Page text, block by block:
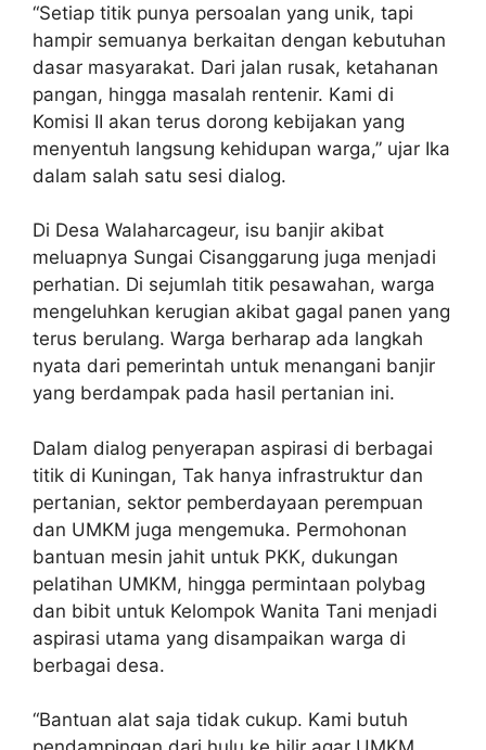
“Setiap titik punya persoalan yang unik, tapi
hampir semuanya berkaitan dengan kebutuhan
dasar masyarakat. Dari jalan rusak, ketahanan
pangan, hingga masalah rentenir. Kami di
Komisi II akan terus dorong kebijakan yang
menyentuh langsung kehidupan warga,” ujar Ika
dalam salah satu sesi dialog.
Di Desa Walaharcageur, isu banjir akibat
meluapnya Sungai Cisanggarung juga menjadi
perhatian. Di sejumlah titik pesawahan, warga
mengeluhkan kerugian akibat gagal panen yang
terus berulang. Warga berharap ada langkah
nyata dari pemerintah untuk menangani banjir
yang berdampak pada hasil pertanian ini.
Dalam dialog penyerapan aspirasi di berbagai
titik di Kuningan, Tak hanya infrastruktur dan
pertanian, sektor pemberdayaan perempuan
dan UMKM juga mengemuka. Permohonan
bantuan mesin jahit untuk PKK, dukungan
pelatihan UMKM, hingga permintaan polybag
dan bibit untuk Kelompok Wanita Tani menjadi
aspirasi utama yang disampaikan warga di
berbagai desa.
“Bantuan alat saja tidak cukup. Kami butuh